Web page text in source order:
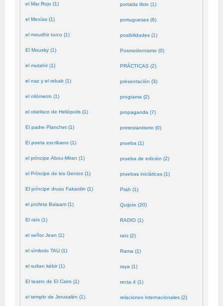
el Mar Rojo (1)
el Mesías (1)
el moudhir turco (1)
El Mousky (1)
el mutahir (1)
el naz y el rebab (1)
el nilómetro (1)
el obelisco de Heliópolis (1)
El padre Planchet (1)
El poeta escribano (1)
el príncipe Abou-Miran (1)
el Príncipe de los Genios (1)
El príncipe druso Fakardin (1)
el profeta Balaam (1)
El raïs (1)
el señor Jean (1)
el símbolo TAU (1)
el sultan kébir (1)
El teatro de El Cairo (1)
el templo de Jerusalén (1)
portada libro (1)
portugueses (6)
posibilidades (1)
Posmodernismo (0)
PRÁCTICAS (2)
presentación (3)
programa (2)
propaganda (7)
protestantismo (0)
prueba (1)
prueba de edición (2)
pruebas iniciáticas (1)
Ptah (1)
Quijote (20)
RADIO (1)
raïs (2)
Rama (1)
raya (1)
recta 4 (1)
relaciones internacionales (2)